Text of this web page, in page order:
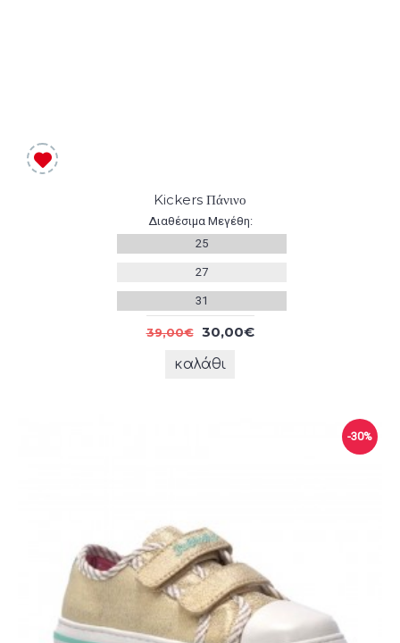
Kickers Πάνινο
Διαθέσιμα Μεγέθη:
25
27
31
39,00€ 30,00€
καλάθι
-30%